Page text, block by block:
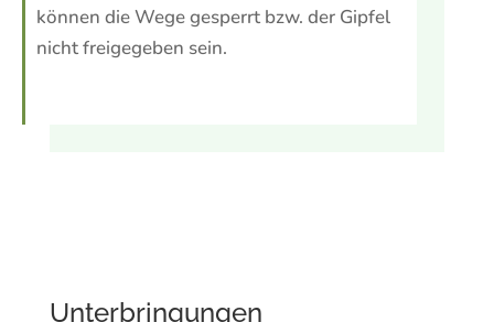
können die Wege gesperrt bzw. der Gipfel
nicht freigegeben sein.
Unterbringungen